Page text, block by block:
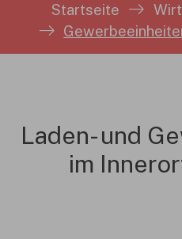
Startseite
Laden- und
im